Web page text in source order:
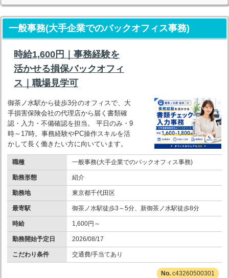
一般事務(大手企業でのバックオフィス事務)
時給1,600円｜事務経験を
活かせる損保バックオフィ
ス｜職場見学可
御茶ノ水駅から徒歩3分のオフィスで、大
手損害保険会社の代理店から届く書類確
認・入力・不備確認を担当。 平日のみ・9
時～17時。事務経験やPC操作スキルを活
かして長く働きたい方に向いています。
職種 一般事務(大手企業でのバックオフィス事務)
勤務形態 紹介
勤務地 東京都千代田区
最寄駅 御茶ノ水駅徒歩3～5分、新御茶ノ水駅徒歩8分
時給 1,600円～
勤務開始予定日 2026/08/17
こだわり条件 交通費/手当てあり
c43260500301